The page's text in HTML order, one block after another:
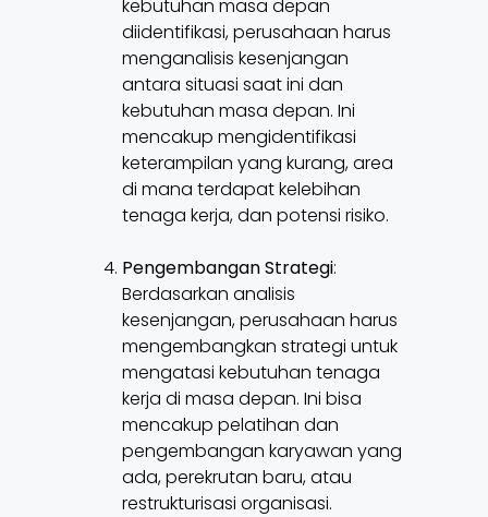
kebutuhan masa depan
diidentifikasi, perusahaan harus
menganalisis kesenjangan
antara situasi saat ini dan
kebutuhan masa depan. Ini
mencakup mengidentifikasi
keterampilan yang kurang, area
di mana terdapat kelebihan
tenaga kerja, dan potensi risiko.
Pengembangan Strategi:
Berdasarkan analisis
kesenjangan, perusahaan harus
mengembangkan strategi untuk
mengatasi kebutuhan tenaga
kerja di masa depan. Ini bisa
mencakup pelatihan dan
pengembangan karyawan yang
ada, perekrutan baru, atau
restrukturisasi organisasi.